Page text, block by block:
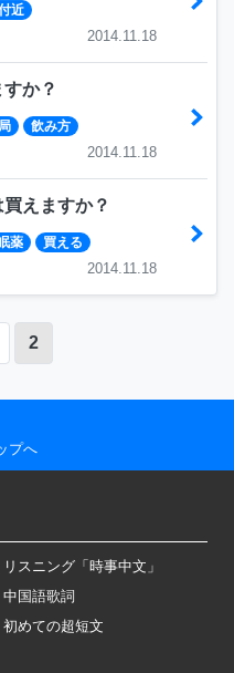
近
2014.11.18
か？
飲み方
2014.11.18
えますか？
薬 買える
2014.11.18
2
プへ
リスニング「時事中文」
中国語歌詞
初めての超短文